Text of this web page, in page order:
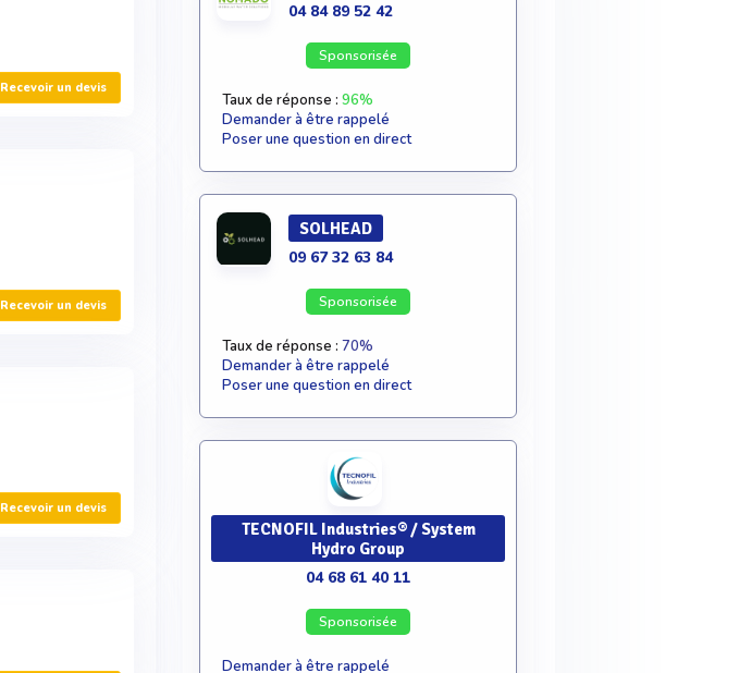
Recevoir un devis
Recevoir un devis
Recevoir un devis
04 84 89 52 42
Sponsorisée
Taux de réponse : 96%
Demander à être rappelé
Poser une question en direct
SOLHEAD
09 67 32 63 84
Sponsorisée
Taux de réponse : 70%
Demander à être rappelé
Poser une question en direct
TECNOFIL Industries® / System
Hydro Group
04 68 61 40 11
Sponsorisée
Demander à être rappelé